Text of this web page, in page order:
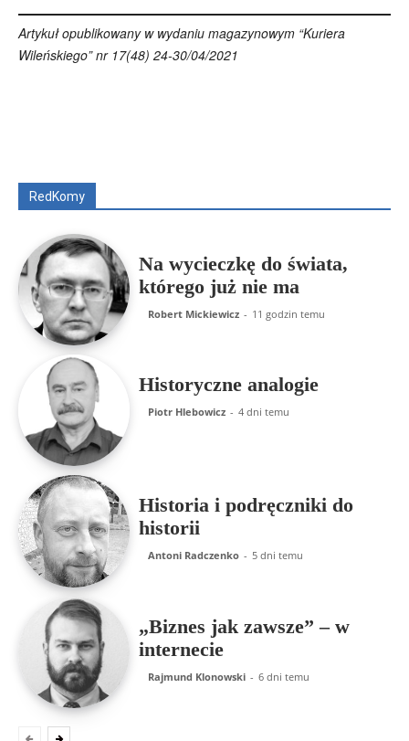
Artykuł opublikowany w wydaniu magazynowym “Kuriera
Wileńskiego” nr 17(48) 24-30/04/2021
RedKomy
Na wycieczkę do świata,
którego już nie ma
Robert Mickiewicz - 11 godzin temu
Historyczne analogie
Piotr Hlebowicz - 4 dni temu
Historia i podręczniki do
historii
Antoni Radczenko - 5 dni temu
„Biznes jak zawsze” – w
internecie
Rajmund Klonowski - 6 dni temu